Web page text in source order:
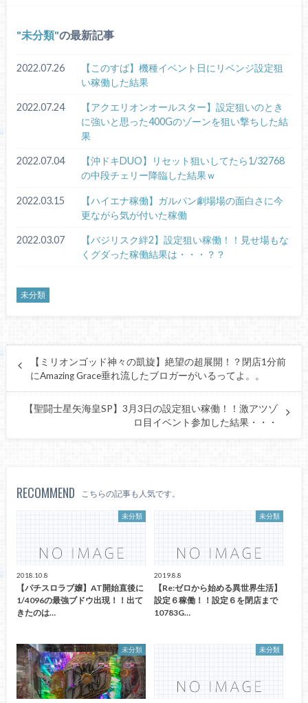
未分類 の最新記事
2022.07.26
【このすば】機種イベント日にリベンジ設定狙
い稼働した結果
2022.07.24
【アクエリオンオールスター】設定狙いのとき
に強いと思った400Gのゾーンを狙い撃ちした結
果
2022.07.04
【沖ドキDUO】リセット狙いしてたら1/32768
の中段チェリー降臨した結果ｗ
2022.03.15
【ハイエナ稼働】ガルパン劇場場の面白さに今
更ながら気が付いた稼働
2022.03.07
【バジリスク絆2】設定狙い稼働！！見せ場もな
くグダった稼働結果は・・・？？
未分類
【ミリオンゴッド神々の凱旋】絶望の超展開！？閉店1分前
にAmazing Grace垂れ流したブロガーがいるってよ。。
【聖闘士星矢海皇SP】3月3日の設定狙い稼働！！激アツゾ
ロ目イベント参加した結果・・・
RECOMMEND こちらの記事も人気です。
未分類
2018.10.8
【パチスロラブ嬢】AT開始直後に
1/4096の最強ブドウ出現！！出て
きたのは…
未分類
2019.8.8
【Re:ゼロから始める異世界生活】
設定６稼働！！設定６を閉店まで
10783G…
未分類 未分類